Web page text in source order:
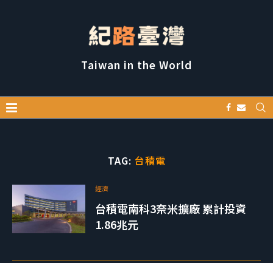
Taiwan in the World
TAG: 台積電
經濟
台積電南科3奈米擴廠 累計投資
1.86兆元